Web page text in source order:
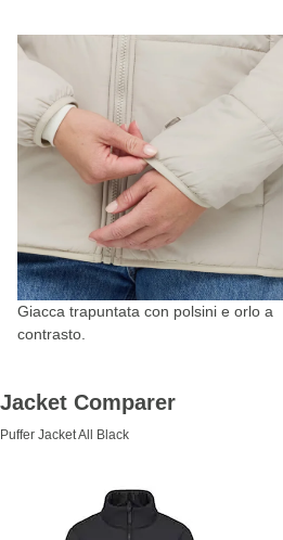
Giacca trapuntata con polsini e orlo a
contrasto.
Jacket Comparer
Puffer Jacket All Black